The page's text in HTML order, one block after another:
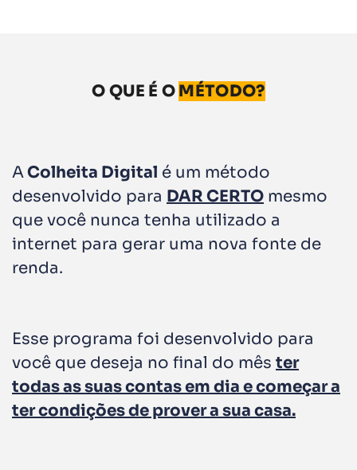
O QUE É O MÉTODO?
AColheita Digital é um método
desenvolvido para DAR CERTO mesmo
que você nunca tenha utilizado a
internet para gerar uma nova fonte de
renda.
Esse programa foi desenvolvido para
você que deseja no final do mês ter
todas as suas contas em dia e começar a
ter condições de prover a sua casa.